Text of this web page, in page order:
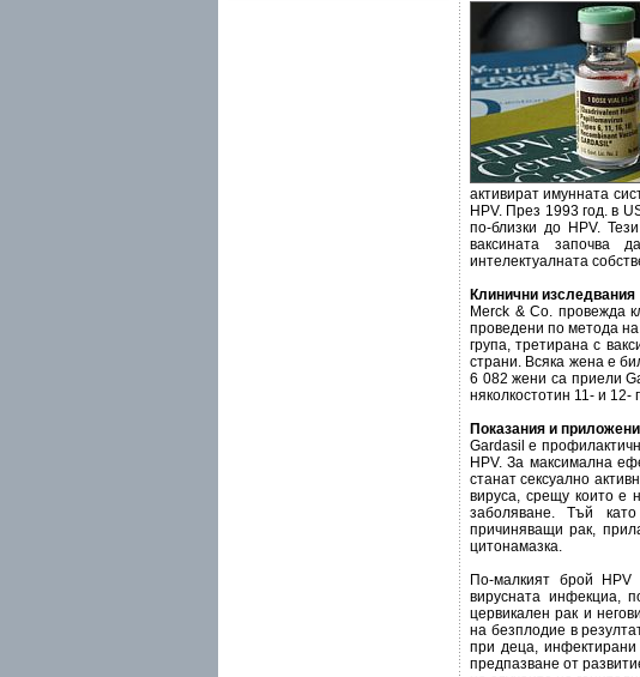
активират имунната
HPV. През 1993 год. в
по-близки до HPV.
ваксината започва
интелектуалната
Клинични изследвания
Merck & Co. провежда
проведени по метода
група, третирана с
страни. Всяка жена е
6 082 жени са приели
няколкостотин 11- и
Показания и
Gardasil е
HPV. За максимална
станат сексуално
вируса, срещу които е
заболяване. Тъй
причиняващи рак,
цитонамазка.
По-малкият брой
вирусната инфекциа,
цервикален рак и
на безплодие в
при деца,
предпазване от